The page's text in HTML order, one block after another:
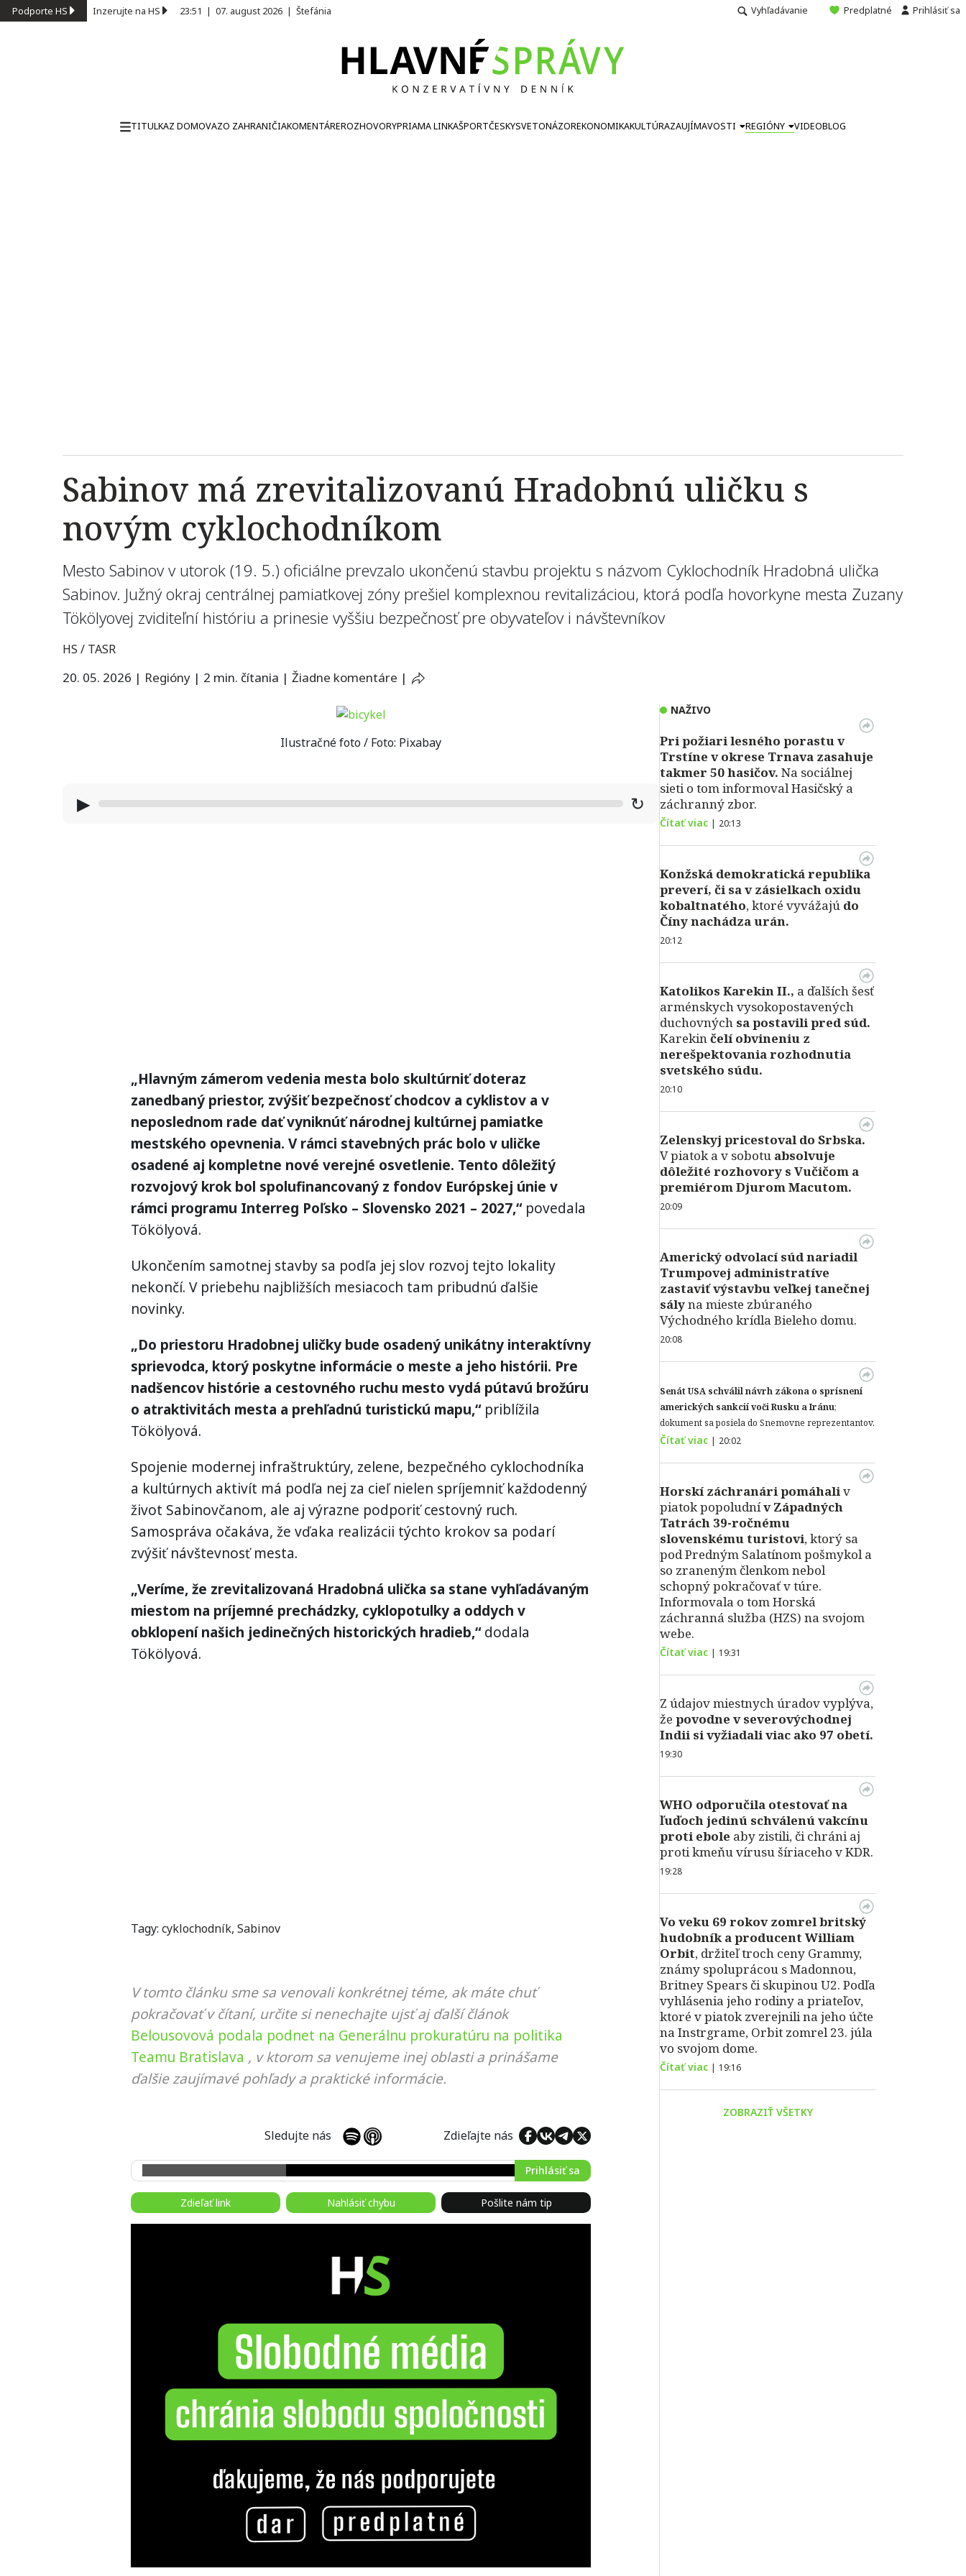
Podporte HS Inzerujte na HS 23:51 | 07. august 2026 | Štefánia Vyhľadávanie Predplatné Prihlásiť sa
TITULKAZ DOMOVAZO ZAHRANIČIAKOMENTÁREROZHOVORYPRIAMA LINKAŠPORTČESKYSVETONÁZOREKONOMIKAKULTÚRAZAUJÍMAVOSTI REGIÓNY VIDEOBLOG
Sabinov má zrevitalizovanú Hradobnú uličku s
novým cyklochodníkom
Mesto Sabinov v utorok (19. 5.) oficiálne prevzalo ukončenú stavbu projektu s názvom Cyklochodník Hradobná ulička
Sabinov. Južný okraj centrálnej pamiatkovej zóny prešiel komplexnou revitalizáciou, ktorá podľa hovorkyne mesta Zuzany
Tökölyovej zviditeľní históriu a prinesie vyššiu bezpečnosť pre obyvateľov i návštevníkov
HS / TASR
20. 05. 2026 | Regióny | 2 min. čítania | Žiadne komentáre |
Ilustračné foto / Foto: Pixabay
▶ ↻
„Hlavným zámerom vedenia mesta bolo skultúrniť doteraz
zanedbaný priestor, zvýšiť bezpečnosť chodcov a cyklistov a v
neposlednom rade dať vyniknúť národnej kultúrnej pamiatke
mestského opevnenia. V rámci stavebných prác bolo v uličke
osadené aj kompletne nové verejné osvetlenie. Tento dôležitý
rozvojový krok bol spolufinancovaný z fondov Európskej únie v
rámci programu Interreg Poľsko – Slovensko 2021 – 2027,“povedala
Tökölyová.
Ukončením samotnej stavby sa podľa jej slov rozvoj tejto lokality
nekončí. V priebehu najbližších mesiacoch tam pribudnú ďalšie
novinky.
„Do priestoru Hradobnej uličky bude osadený unikátny interaktívny
sprievodca, ktorý poskytne informácie o meste a jeho histórii. Pre
nadšencov histórie a cestovného ruchu mesto vydá pútavú brožúru
o atraktivitách mesta a prehľadnú turistickú mapu,“priblížila
Tökölyová.
Spojenie modernej infraštruktúry, zelene, bezpečného cyklochodníka
a kultúrnych aktivít má podľa nej za cieľ nielen spríjemniť každodenný
život Sabinovčanom, ale aj výrazne podporiť cestovný ruch.
Samospráva očakáva, že vďaka realizácii týchto krokov sa podarí
zvýšiť návštevnosť mesta.
„Veríme, že zrevitalizovaná Hradobná ulička sa stane vyhľadávaným
miestom na príjemné prechádzky, cyklopotulky a oddych v
obklopení našich jedinečných historických hradieb,“dodala
Tökölyová.
Tagy: cyklochodník, Sabinov
V tomto článku sme sa venovali konkrétnej téme, ak máte chuť
pokračovať v čítaní, určite si nenechajte ujsť aj ďalší článok
Belousovová podala podnet na Generálnu prokuratúru na politika
Teamu Bratislava , v ktorom sa venujeme inej oblasti a prinášame
ďalšie zaujímavé pohľady a praktické informácie.
Sledujte nás Zdieľajte nás
Prihlásiť sa
Zdieľať link Nahlásiť chybu Pošlite nám tip
NAŽIVO
Pri požiari lesného porastu v
Trstíne v okrese Trnava zasahuje
takmer 50 hasičov. Na sociálnej
sieti o tom informoval Hasičský a
záchranný zbor.
Čítať viac | 20:13
Konžská demokratická republika
preverí, či sa v zásielkach oxidu
kobaltnatého, ktoré vyvážajú do
Číny nachádza urán.
20:12
Katolikos Karekin II., a ďalších šesť
arménskych vysokopostavených
duchovných sa postavili pred súd.
Karekinčelí obvineniu z
nerešpektovania rozhodnutia
svetského súdu.
20:10
Zelenskyj pricestoval do Srbska.
V piatok a v sobotu absolvuje
dôležité rozhovory s Vučičom a
premiérom Djurom Macutom.
20:09
Americký odvolací súd nariadil
Trumpovej administratíve
zastaviť výstavbu veľkej tanečnej
sályna mieste zbúraného
Východného krídla Bieleho domu.
20:08
Senát USA schválil návrh zákona o sprísnení
amerických sankcií voči Rusku a Iránu;
dokument sa posiela do Snemovne reprezentantov.
Čítať viac | 20:02
Horskí záchranári pomáhaliv
piatok popoludnív Západných
Tatrách 39-ročnému
slovenskému turistovi, ktorý sa
pod Predným Salatínom pošmykol a
so zraneným členkom nebol
schopný pokračovať v túre.
Informovala o tom Horská
záchranná služba (HZS) na svojom
webe.
Čítať viac | 19:31
Z údajov miestnych úradov vyplýva,
že povodne v severovýchodnej
Indii si vyžiadali viac ako 97 obetí.
19:30
WHO odporučila otestovať na
ľuďoch jedinú schválenú vakcínu
proti ebole aby zistili, či chráni aj
proti kmeňu vírusu šíriaceho v KDR.
19:28
Vo veku 69 rokov zomrel britský
hudobník a producent William
Orbit, držiteľ troch ceny Grammy,
známy spoluprácou s Madonnou,
Britney Spears či skupinou U2. Podľa
vyhlásenia jeho rodiny a priateľov,
ktoré v piatok zverejnili na jeho účte
na Instrgrame, Orbit zomrel 23. júla
vo svojom dome.
Čítať viac | 19:16
ZOBRAZIŤ VŠETKY